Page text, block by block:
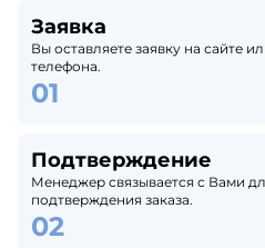
Заявка
Вы оставляете заявку на сайте
телефона.
Подтверждение
Менеджер связывается с Вами
подтверждения заказа.